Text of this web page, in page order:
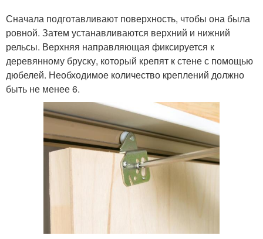
Сначала подготавливают поверхность, чтобы она была
ровной. Затем устанавливаются верхний и нижний
рельсы. Верхняя направляющая фиксируется к
деревянному бруску, который крепят к стене с помощью
дюбелей. Необходимое количество креплений должно
быть не менее 6.